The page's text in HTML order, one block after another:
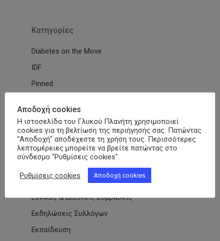
Kατηγορίες
Diabetes on the Move
IDF
Pinned
Ανακοινώσεις
Βίντεο
Διαβητικό Χωριό
Εγκύκλιοι
Εθνικές & Διεθνείς Συμβάσεις
Εκδηλώσεις Συλλόγων
Εκπαίδευση
Αποδοχή cookies
Η ιστοσελίδα του Γλυκού Πλανήτη χρησιμοποιεί
cookies για τη βελτίωση της περιήγησής σας. Πατώντας
"Αποδοχή" αποδέχεστε τη χρήση τους. Περισσότερες
λεπτομέρειες μπορείτε να βρείτε πατώντας στο
σύνδεσμο "Ρυθμίσεις cookies".
Ρυθμίσεις cookies Αποδοχή cookies